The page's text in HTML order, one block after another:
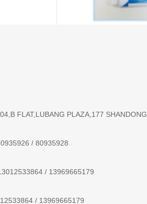
FLAT,LUBANG PLAZA,177
/ 80935928
/ 13969665179
/ 13969665179